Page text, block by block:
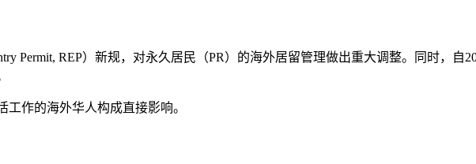
Permit, REP）新规，对永久居民（PR）的海外居留管理做出重大调整。同时，自
作的海外华人构成直接影响。